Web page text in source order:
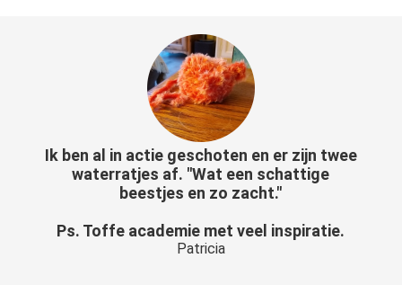
Ik ben al in actie geschoten en er zijn twee
waterratjes af. "Wat een schattige
beestjes en zo zacht."
Ps. Toffe academie met veel inspiratie.
Patricia